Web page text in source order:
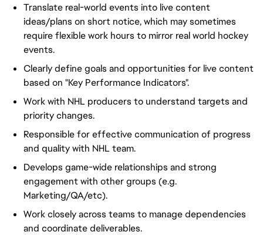
Translate real-world events into live content
ideas/plans on short notice, which may sometimes
require flexible work hours to mirror real world hockey
events.
Clearly define goals and opportunities for live content
based on "Key Performance Indicators".
Work with NHL producers to understand targets and
priority changes.
Responsible for effective communication of progress
and quality with NHL team.
Develops game-wide relationships and strong
engagement with other groups (e.g.
Marketing/QA/etc).
Work closely across teams to manage dependencies
and coordinate deliverables.